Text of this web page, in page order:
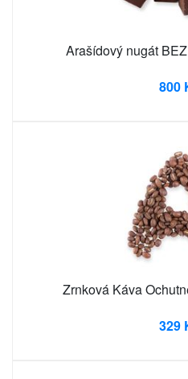
Arašídový nugát
800
Zrnková Káva
329